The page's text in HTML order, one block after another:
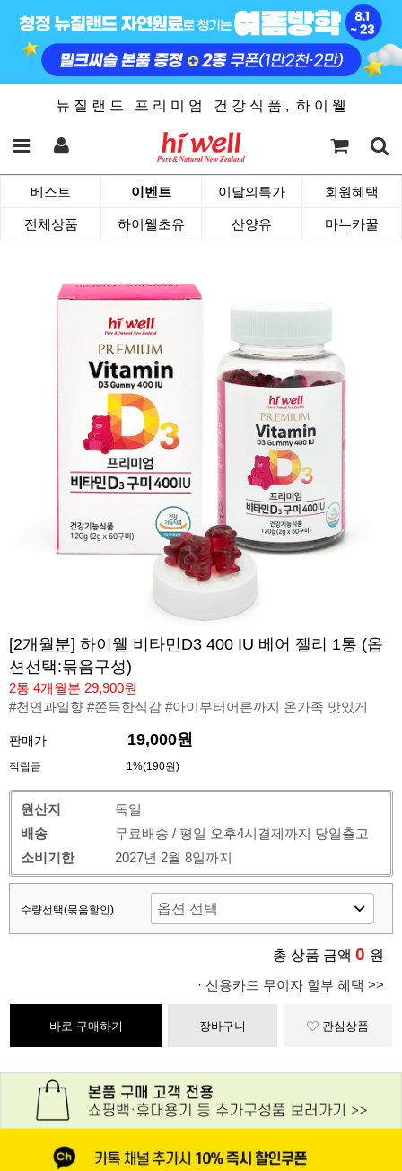
뉴 질 랜 드 프 리 미 엄 건 강 식 품 , 하 이 웰
베스트 이벤트 이달의특가 회원혜택
전체상품 하이웰초유 산양유 마누카꿀
[2개월분] 하이웰 비타민D3 400 IU 베어 젤리 1통 (옵
션선택:묶음구성)
2통 4개월분 29,900원
#천연과일향 #쫀득한식감 #아이부터어른까지 온가족 맛있게
판매가 19,000원
적립금 1%(190원)
원산지
독일
배송
무료배송 / 평일 오후4시결제까지 당일출고
소비기한
2027년 2월 8일까지
수량선택(묶음할인)
총 상품 금액 0 원
· 신용카드 무이자 할부 혜택 >>
바로 구매하기 장바구니 관심상품